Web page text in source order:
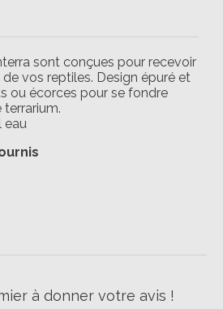
sont conçues pour recevoir
vos reptiles. Design épuré et
ou écorces pour se fondre
eau
à donner votre avis !